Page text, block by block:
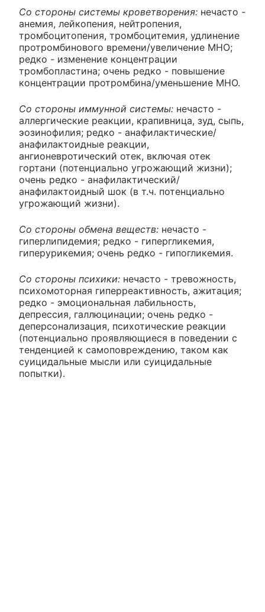
Со стороны системы кроветворения: нечасто -
анемия, лейкопения, нейтропения,
тромбоцитопения, тромбоцитемия, удлинение
протромбинового времени/увеличение МНО;
редко - изменение концентрации
тромбопластина; очень редко - повышение
концентрации протромбина/уменьшение МНО.
Со стороны иммунной системы: нечасто -
аллергические реакции, крапивница, зуд, сыпь,
эозинофилия; редко - анафилактические/
анафилактоидные реакции,
ангионевротический отек, включая отек
гортани (потенциально угрожающий жизни);
очень редко - анафилактический/
анафилактоидный шок (в т.ч. потенциально
угрожающий жизни).
Со стороны обмена веществ: нечасто -
гиперлипидемия; редко - гипергликемия,
гиперурикемия; очень редко - гипогликемия.
Со стороны психики: нечасто - тревожность,
психомоторная гиперреактивность, ажитация;
редко - эмоциональная лабильность,
депрессия, галлюцинации; очень редко -
деперсонализация, психотические реакции
(потенциально проявляющиеся в поведении с
тенденцией к самоповреждению, таком как
суицидальные мысли или суицидальные
попытки).